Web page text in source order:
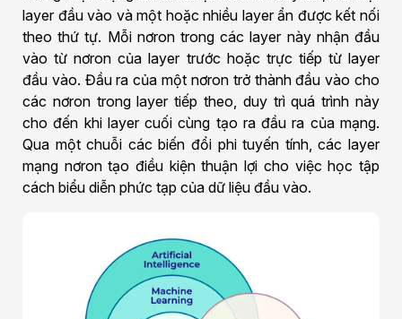
layer đầu vào và một hoặc nhiều layer ẩn được kết nối
theo thứ tự. Mỗi nơron trong các layer này nhận đầu
vào từ nơron của layer trước hoặc trực tiếp từ layer
đầu vào. Đầu ra của một nơron trở thành đầu vào cho
các nơron trong layer tiếp theo, duy trì quá trình này
cho đến khi layer cuối cùng tạo ra đầu ra của mạng.
Qua một chuỗi các biến đổi phi tuyến tính, các layer
mạng nơron tạo điều kiện thuận lợi cho việc học tập
cách biểu diễn phức tạp của dữ liệu đầu vào.